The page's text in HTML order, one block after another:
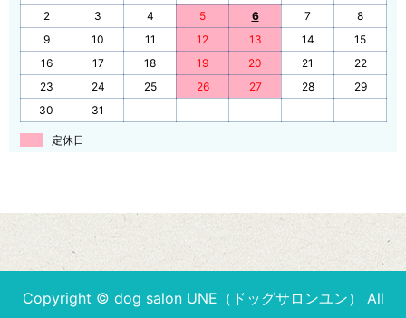
2
3 4 5 6 7
8
9
10 11 12 13 14
15
16
17 18 19 20 21
22
23
24 25 26 27 28
29
30
31
定休日
Copyright © dog salon UNE（ドッグサロンユン） All